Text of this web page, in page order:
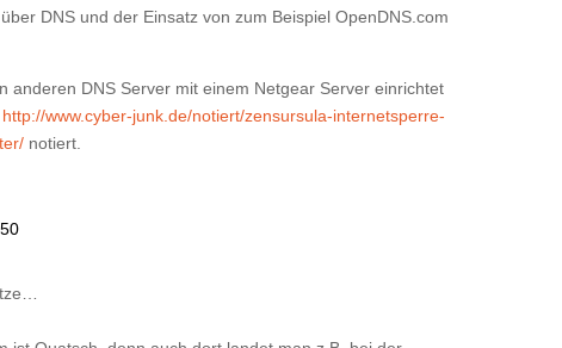
DNS und der Einsatz von zum Beispiel OpenDNS.com
anderen DNS Server mit einem Netgear Server einrichtet
http://www.cyber-junk.de/notiert/zensursula-internetsperre-
notiert.